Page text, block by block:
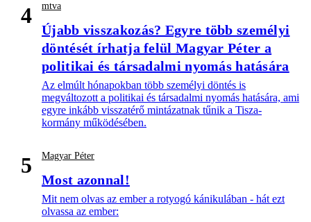
4 mtva
Újabb visszakozás? Egyre több személyi
döntését írhatja felül Magyar Péter a
politikai és társadalmi nyomás hatására
Az elmúlt hónapokban több személyi döntés is
megváltozott a politikai és társadalmi nyomás hatására, ami
egyre inkább visszatérő mintázatnak tűnik a Tisza-
kormány működésében.
5 Magyar Péter
Most azonnal!
Mit nem olvas az ember a rotyogó kánikulában - hát ezt
olvassa az ember: